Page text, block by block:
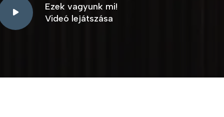
Ezek vagyunk mi!
Videó lejátszása